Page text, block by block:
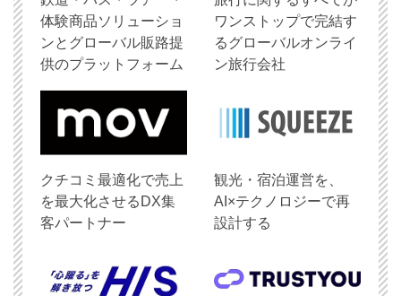
体験商品ソリューショ
ンとグローバル販路提
供のプラットフォーム
ワンストップで完結す
るグローバルオンライ
ン旅行会社
クチコミ最適化で売上
を最大化させるDX集
客パートナー
観光・宿泊運営を、
AI×テクノロジーで再
設計する